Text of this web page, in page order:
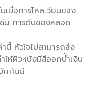
มื่อการไหลเวียนของ
น การตีบของหลอด
นี้ หัวใจไม่สามารถส่ง
ให้ผิวหนังมีสีออกน้ำเงิน
กกันดี